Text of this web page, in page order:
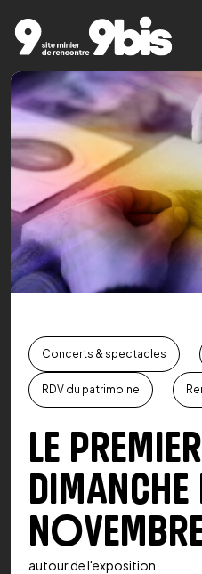
Concerts & spectacles
RDV du patrimoine
LE PREMIER
DIMANCHE
autour de l'exposition